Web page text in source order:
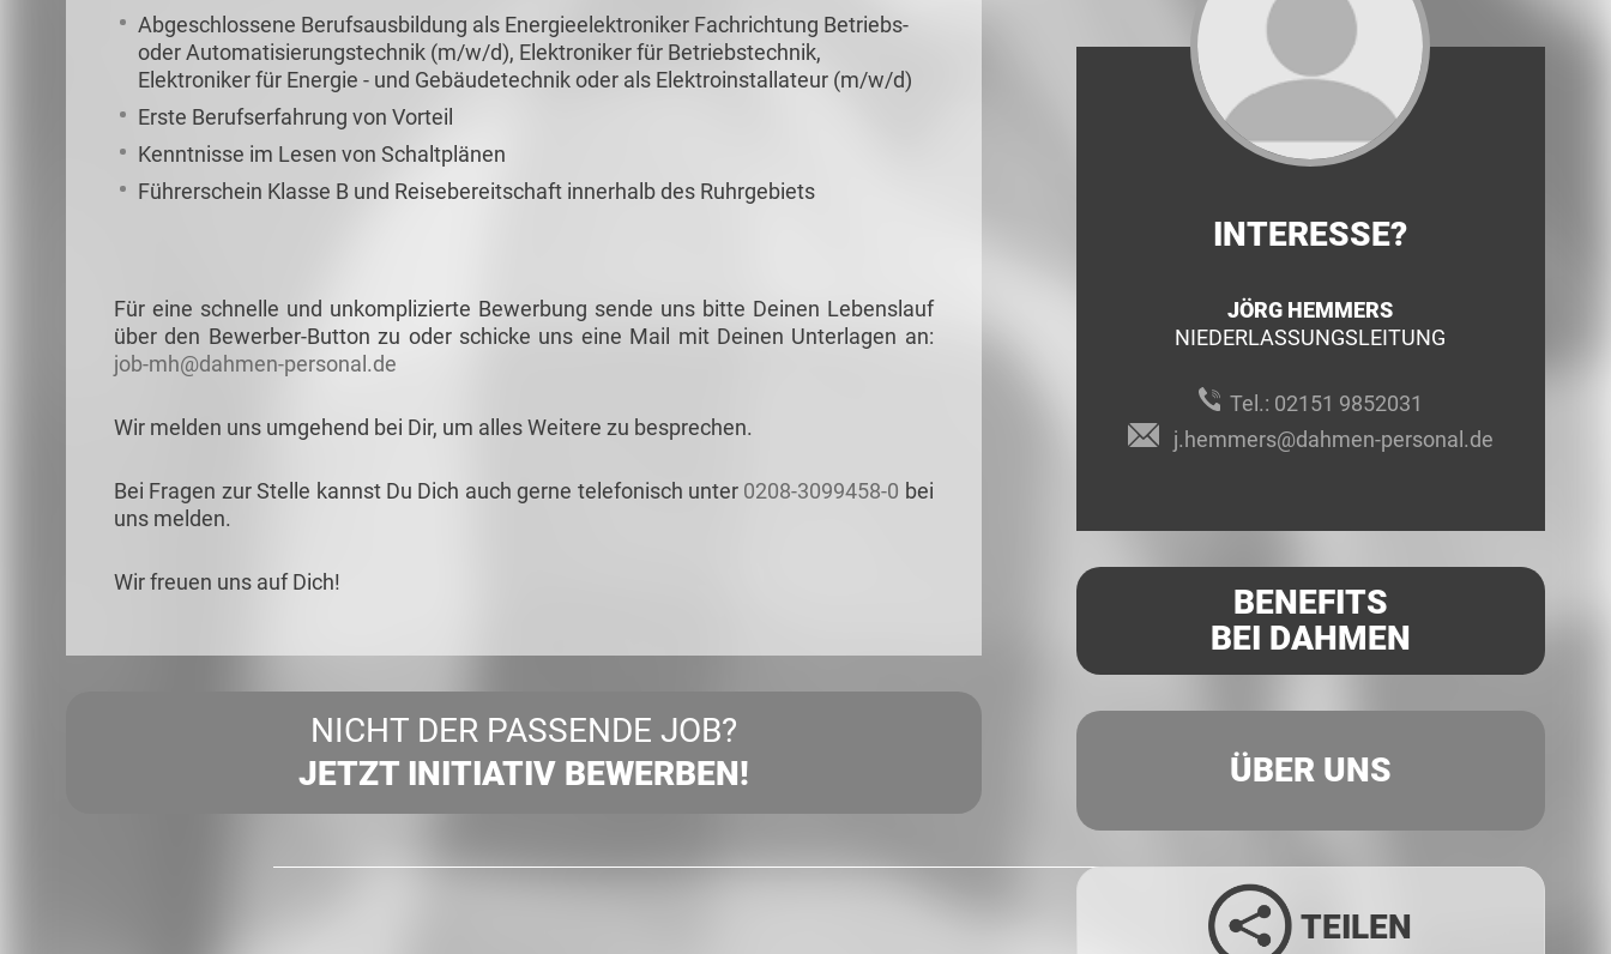
Abgeschlossene Berufsausbildung als Energieelektroniker Fachrichtung Betriebs-
oder Automatisierungstechnik (m/w/d), Elektroniker für Betriebstechnik,
Elektroniker für Energie - und Gebäudetechnik oder als Elektroinstallateur (m/w/d)
Erste Berufserfahrung von Vorteil
Kenntnisse im Lesen von Schaltplänen
Führerschein Klasse B und Reisebereitschaft innerhalb des Ruhrgebiets
Für eine schnelle und unkomplizierte Bewerbung sende uns bitte Deinen Lebenslauf
über den Bewerber-Button zu oder schicke uns eine Mail mit Deinen Unterlagen an:
job-mh@dahmen-personal.de
Wir melden uns umgehend bei Dir, um alles Weitere zu besprechen.
Bei Fragen zur Stelle kannst Du Dich auch gerne telefonisch unter 0208-3099458-0 bei
uns melden.
Wir freuen uns auf Dich!
NICHT DER PASSENDE JOB?
JETZT INITIATIV BEWERBEN!
INTERESSE?
JÖRG HEMMERS
NIEDERLASSUNGSLEITUNG
Tel.: 02151 9852031
j.hemmers@dahmen-personal.de
BENEFITS
BEI DAHMEN
ÜBER UNS
TEILEN